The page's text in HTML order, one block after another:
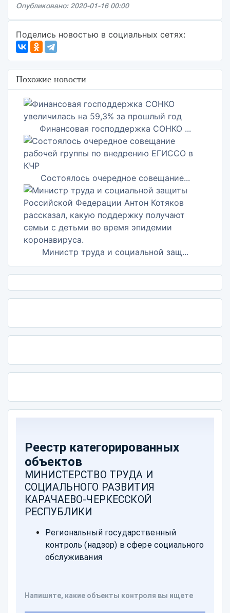
Опубликовано: 2020-01-16 00:00
Поделись новостью в социальных сетях:
Похожие новости
Финансовая господдержка СОНКО ...
Состоялось очередное совещание...
Министр труда и социальной защ...